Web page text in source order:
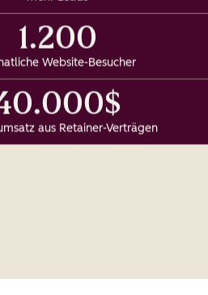
1.200
Website-Besucher
aus Retainer-Verträgen